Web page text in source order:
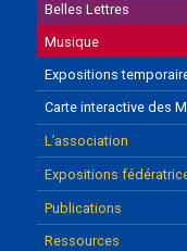
Belles Lettres
Musique
Expositions
Carte interactive des
L’association
Expositions
Publications
Ressources